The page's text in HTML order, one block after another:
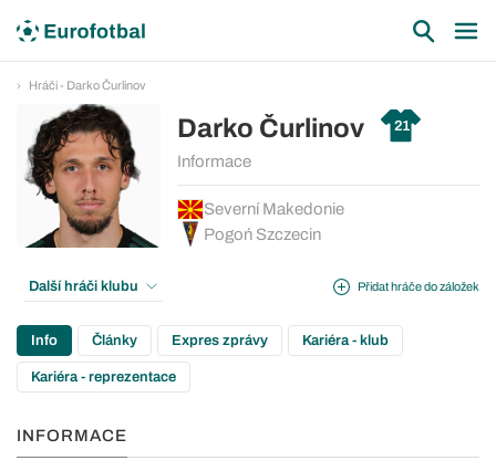
Hráči - Darko Čurlinov
Darko Čurlinov 21
Informace
Severní Makedonie
Pogoń Szczecin
Přidat hráče do záložek
Další hráči klubu
Info Články Expres zprávy Kariéra - klub
Kariéra - reprezentace
INFORMACE